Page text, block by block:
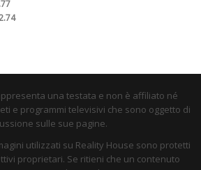
una testata e non è affiliato né
e programmi televisivi che sono oggetto di
sulle sue pagine.
utilizzati su Reality House sono protetti
proprietari. Se ritieni che un contenuto